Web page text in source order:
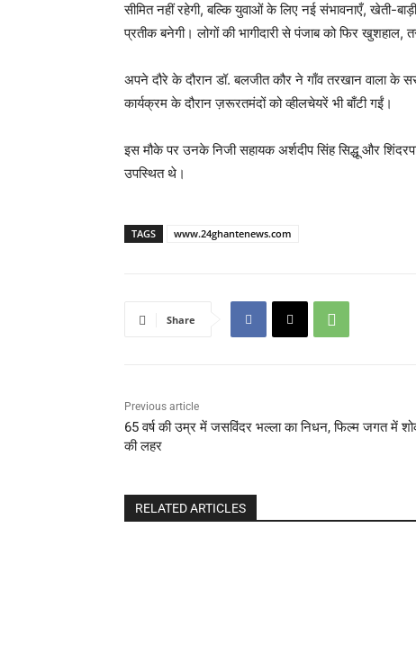
सीमित नहीं रहेगी, बल्कि युवाओं के लिए नई संभावनाएँ, खेती-
प्रतीक बनेगी। लोगों की भागीदारी से पंजाब को फिर खुशहाल,
अपने दौरे के दौरान डॉ. बलजीत कौर ने गाँव तरखान वाला के
कार्यक्रम के दौरान ज़रूरतमंदों को व्हीलचेयरें भी बाँटी गईं।
इस मौके पर उनके निजी सहायक अर्शदीप सिंह सिद्धू और
उपस्थित थे।
TAGS www.24ghantenews.com
Share
Previous article
65 वर्ष की उम्र में जसविंदर भल्ला का निधन, फिल्म जगत में
की लहर
RELATED ARTICLES